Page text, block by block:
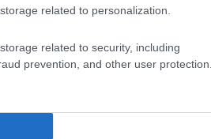
related to personalization.
related to security, including
prevention, and other user protection.